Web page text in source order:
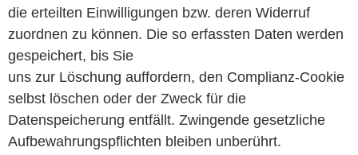
die erteilten Einwilligungen bzw. deren Widerruf
zuordnen zu können. Die so erfassten Daten werden
gespeichert, bis Sie
uns zur Löschung auffordern, den Complianz-Cookie
selbst löschen oder der Zweck für die
Datenspeicherung entfällt. Zwingende gesetzliche
Aufbewahrungspflichten bleiben unberührt.